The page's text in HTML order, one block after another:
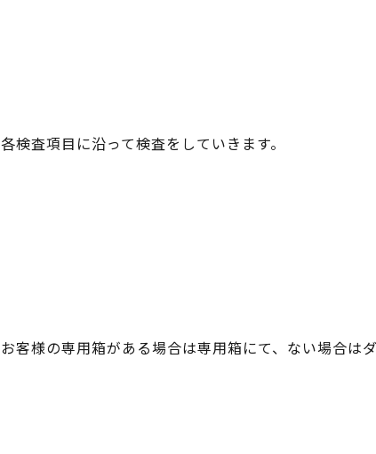
各検査項目に沿って検査をしていきます。
お客様の専用箱がある場合は専用箱にて、ない場合は